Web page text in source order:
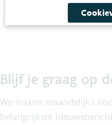
Blijf je graag op
We maken maandelijks
belangrijkste